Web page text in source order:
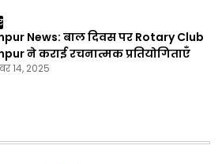
News: बाल दिवस पर Rotary Club
ने कराई रचनात्मक प्रतियोगिताएँ
14, 2025